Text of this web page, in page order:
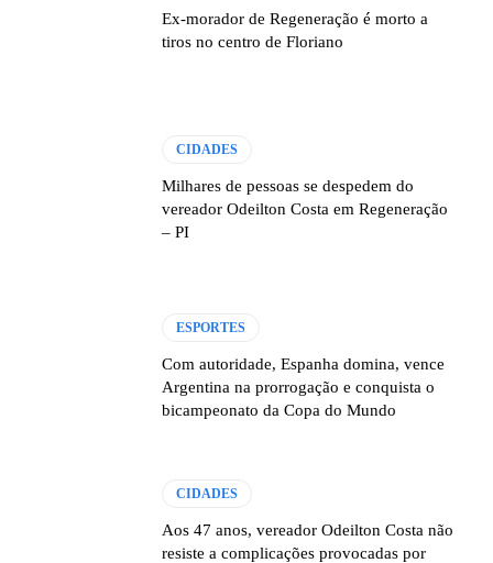
Ex-morador de Regeneração é morto a
tiros no centro de Floriano
CIDADES
Milhares de pessoas se despedem do
vereador Odeilton Costa em Regeneração
– PI
ESPORTES
Com autoridade, Espanha domina, vence
Argentina na prorrogação e conquista o
bicampeonato da Copa do Mundo
CIDADES
Aos 47 anos, vereador Odeilton Costa não
resiste a complicações provocadas por